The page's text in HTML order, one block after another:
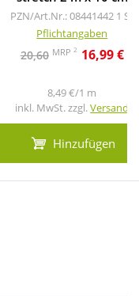
PZN/Art.Nr.: 08441442 1 St
Pflichtangaben
20,60 MRP 2 16,99 €
8,49 €/1 m
inkl. MwSt. zzgl.Versand
Hinzufügen